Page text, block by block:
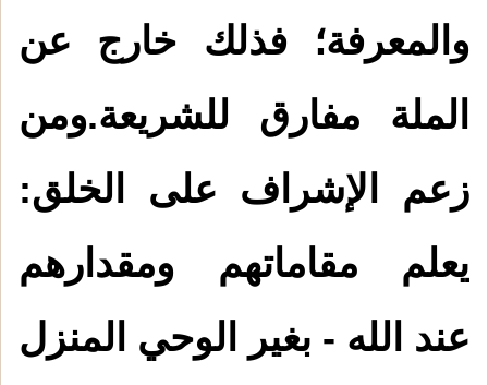
والمعرفة؛ فذلك خارج عن
الملة مفارق للشريعة.ومن
زعم الإشراف على الخلق:
يعلم مقاماتهم ومقدارهم
عند الله - بغير الوحي المنزل